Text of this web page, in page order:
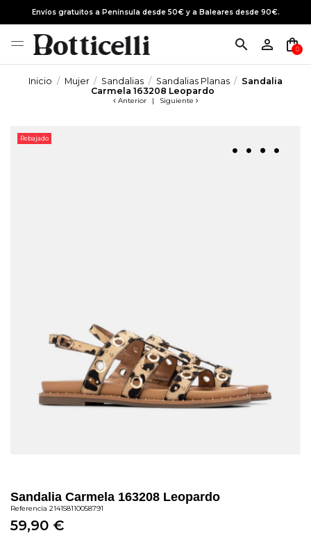
Envíos gratuitos a Península desde 50€ y a Baleares desde 90€.
search person_outline shopping_bag
0
Inicio Mujer Sandalias Sandalias Planas
Sandalia
Carmela 163208 Leopardo
Anterior | Siguiente
Rebajado
Sandalia Carmela 163208 Leopardo
Referencia 214158110058791
59,90 €